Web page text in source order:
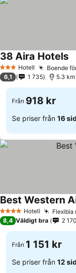
3 StjärnorHotell Boende
38 Aira Hotels
6,1 1 735 5.3
Från 918 kr
Se priser från 16
4 StjärnorHotell Flexibla
Best Western
8,4 Väldigt bra 2 170
Från 1 151 kr
Se priser från 12